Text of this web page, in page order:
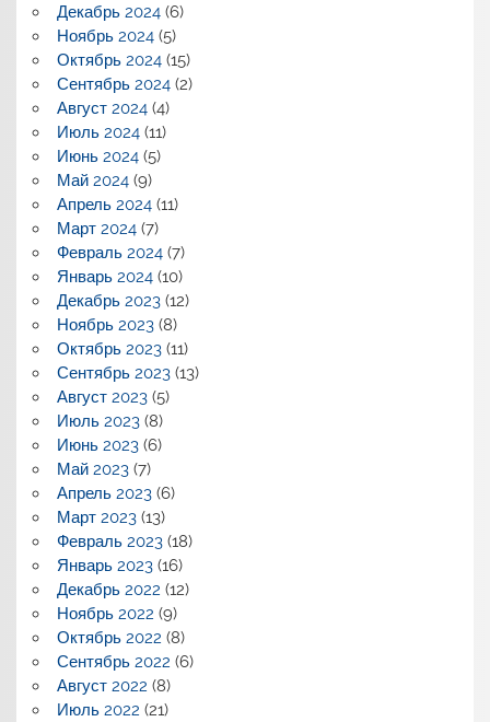
Декабрь 2024(6)
Ноябрь 2024(5)
Октябрь 2024(15)
Сентябрь 2024(2)
Август 2024(4)
Июль 2024(11)
Июнь 2024(5)
Май 2024(9)
Апрель 2024(11)
Март 2024(7)
Февраль 2024(7)
Январь 2024(10)
Декабрь 2023(12)
Ноябрь 2023(8)
Октябрь 2023(11)
Сентябрь 2023(13)
Август 2023(5)
Июль 2023(8)
Июнь 2023(6)
Май 2023(7)
Апрель 2023(6)
Март 2023(13)
Февраль 2023(18)
Январь 2023(16)
Декабрь 2022 (12)
Ноябрь 2022 (9)
Октябрь 2022 (8)
Сентябрь 2022 (6)
Август 2022 (8)
Июль 2022 (21)